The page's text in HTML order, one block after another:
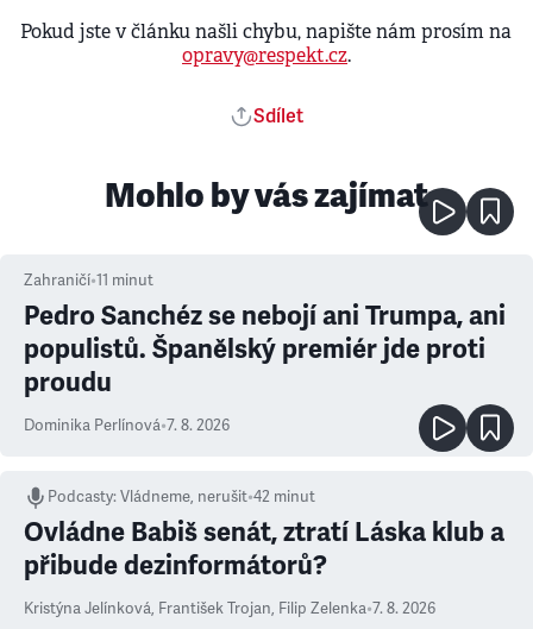
Pokud jste v článku našli chybu, napište nám prosím na
opravy@respekt.cz.
Sdílet
Mohlo by vás zajímat
Zahraničí•11 minut
Pedro Sanchéz se nebojí ani Trumpa, ani
populistů. Španělský premiér jde proti
proudu
Dominika Perlínová•7. 8. 2026
Podcasty:Vládneme, nerušit•42 minut
Ovládne Babiš senát, ztratí Láska klub a
přibude dezinformátorů?
Kristýna Jelínková, František Trojan, Filip Zelenka•7. 8. 2026